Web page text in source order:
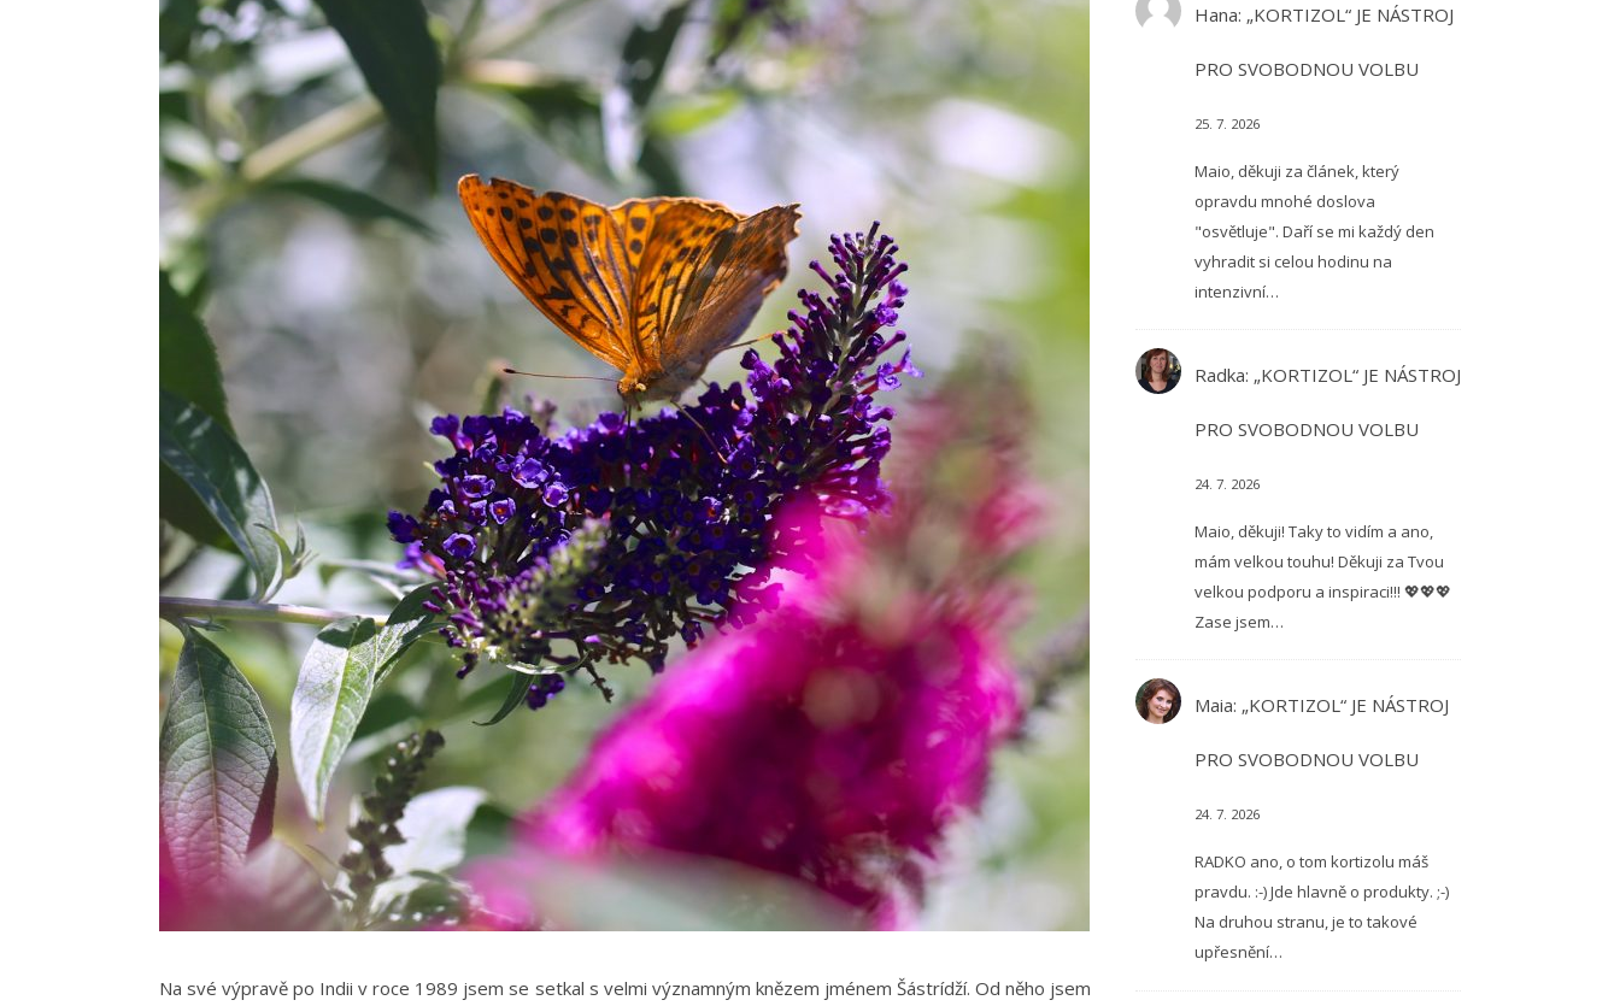
Na své výpravě po Indii v roce 1989 jsem se setkal s velmi významným knězem jménem Šástrídží. Od něho jsem
Hana: „KORTIZOL“ JE NÁSTROJ
PRO SVOBODNOU VOLBU
25. 7. 2026
Maio, děkuji za článek, který
opravdu mnohé doslova
"osvětluje". Daří se mi každý den
vyhradit si celou hodinu na
intenzivní…
Radka: „KORTIZOL“ JE NÁSTROJ
PRO SVOBODNOU VOLBU
24. 7. 2026
Maio, děkuji! Taky to vidím a ano,
mám velkou touhu! Děkuji za Tvou
velkou podporu a inspiraci!!! 💖💖💖
Zase jsem…
Maia: „KORTIZOL“ JE NÁSTROJ
PRO SVOBODNOU VOLBU
24. 7. 2026
RADKO ano, o tom kortizolu máš
pravdu. :-) Jde hlavně o produkty. ;-)
Na druhou stranu, je to takové
upřesnění…